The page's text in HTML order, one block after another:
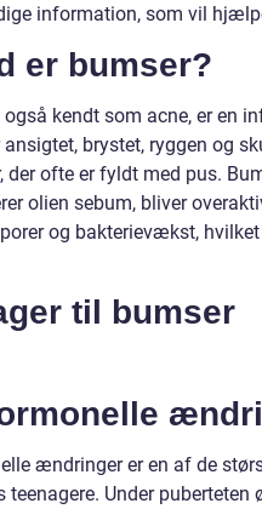
information, som vil
er bumser?
også kendt som acne, er en
brystet, ryggen og
der ofte er fyldt med pus.
olien sebum, bliver
og bakterievækst,
til bumser
ændringer er en af de
Under